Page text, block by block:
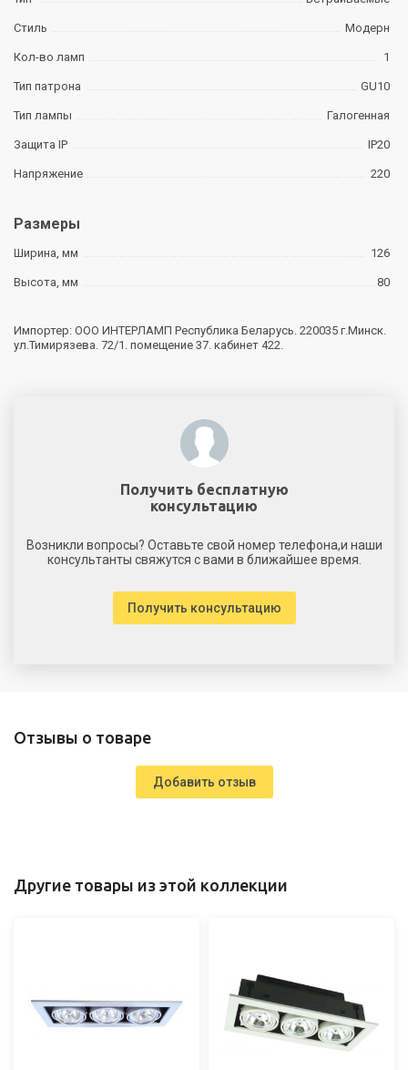
Стиль Модерн
Кол-во ламп 1
Тип патрона GU10
Тип лампы Галогенная
Защита IP IP20
Напряжение 220
Размеры
Ширина, мм 126
Высота, мм 80
Импортер: ООО ИНТЕРЛАМП Республика Беларусь. 220035 г.Минск.
ул.Тимирязева. 72/1. помещение 37. кабинет 422.
Получить бесплатную
консультацию
Возникли вопросы? Оставьте свой номер телефона,и наши
консультанты свяжутся с вами в ближайшее время.
Получить консультацию
Отзывы о товаре
Добавить отзыв
Другие товары из этой коллекции